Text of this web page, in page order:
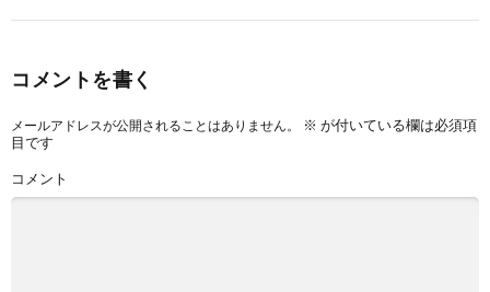
コメントを書く
メールアドレスが公開されることはありません。 ※ が付いている欄は必須項
目です
コメント